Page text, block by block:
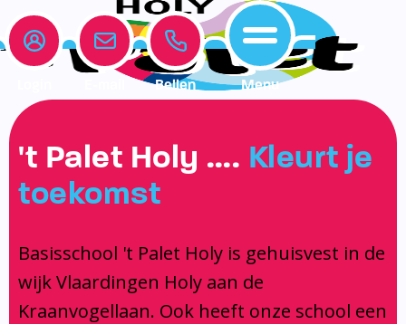
Home
Onze school
Onze school
Medezeggenschapsraad
Het Team
Ouderraad
Leerlingenzorg
Interne begeleiding
Onderwijs dat past
Logopedie
Actueel
Actueel
Vakanties en vrije dagen
Social Schools App
BSO / PSZ
Bellen Menu
't Palet Holy …. Kleurt je
toekomst
Basisschool 't Palet Holy is gehuisvest in de
wijk Vlaardingen Holy aan de
Kraanvogellaan. Ook heeft onze school een